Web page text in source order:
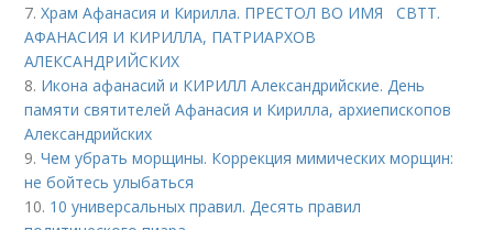
7.Храм Афанасия и Кирилла. ПРЕСТОЛ ВО ИМЯ СВТТ.
АФАНАСИЯ И КИРИЛЛА, ПАТРИАРХОВ
АЛЕКСАНДРИЙСКИХ
8. Икона афанасий и КИРИЛЛ Александрийские. День
памяти святителей Афанасия и Кирилла, архиепископов
Александрийских
9.Чем убрать морщины. Коррекция мимических морщин:
не бойтесь улыбаться
10. 10 универсальных правил. Десять правил